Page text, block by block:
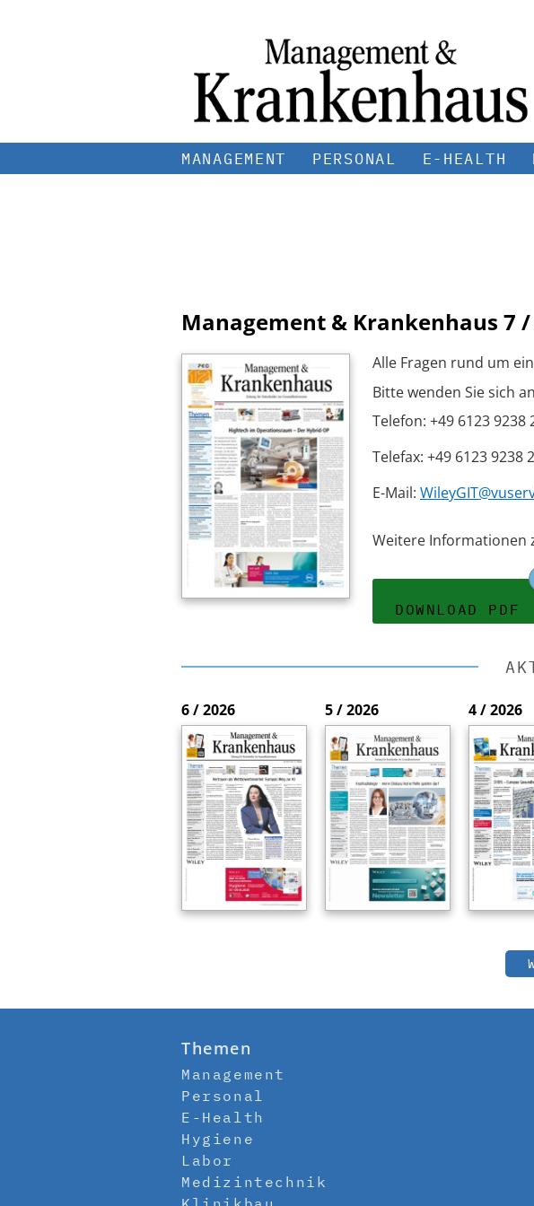
MANAGEMENT PERSONAL E-HEALTH
Management & Krankenhaus 7 /
Alle Fragen rund um
Bitte wenden Sie sich
Telefon: +49 6123 9238
Telefax: +49 6123 9238
E-Mail:
Weitere Informationen
DOWNLOAD PDF
6 / 2026 5 / 2026 4 / 2026
Themen
Management
Personal
E-Health
Hygiene
Labor
Medizintechnik